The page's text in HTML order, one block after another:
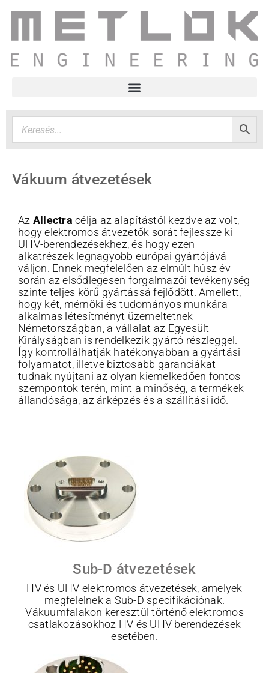
Vákuum átvezetések
Az Allectra célja az alapítástól kezdve az volt,
hogy elektromos átvezetők sorát fejlessze ki
UHV-berendezésekhez, és hogy ezen
alkatrészek legnagyobb európai gyártójává
váljon. Ennek megfelelően az elmúlt húsz év
során az elsődlegesen forgalmazói tevékenység
szinte teljes körű gyártássá fejlődött. Amellett,
hogy két, mérnöki és tudományos munkára
alkalmas létesítményt üzemeltetnek
Németországban, a vállalat az Egyesült
Királyságban is rendelkezik gyártó részleggel.
Így kontrollálhatják hatékonyabban a gyártási
folyamatot, illetve biztosabb garanciákat
tudnak nyújtani az olyan kiemelkedően fontos
szempontok terén, mint a minőség, a termékek
állandósága, az árképzés és a szállítási idő.
Sub-D átvezetések
HV és UHV elektromos átvezetések, amelyek
megfelelnek a Sub-D specifikációnak.
Vákuumfalakon keresztül történő elektromos
csatlakozásokhoz HV és UHV berendezések
esetében.